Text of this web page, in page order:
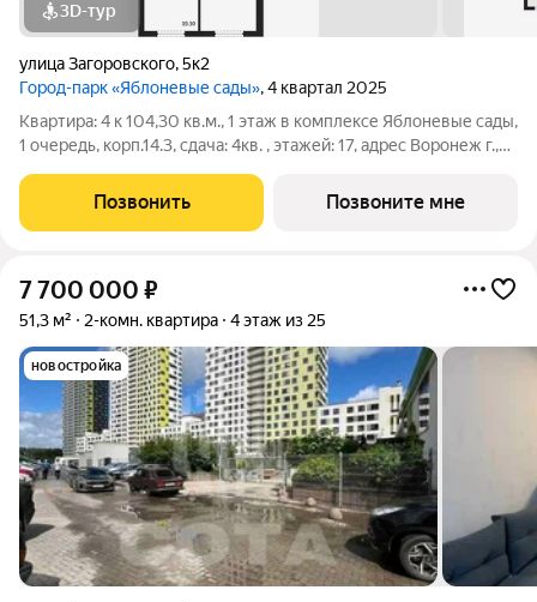
3D-тур
улица Загоровского,5к2
Город-парк «Яблоневые сады», 4 квартал 2025
Квартира: 4 к 104,30 кв.м., 1 этаж в комплексе Яблоневые сады,
1 очередь, корп.14.3, сдача: 4кв. , этажей: 17, адрес Воронеж г.,
Позвонить Позвоните мне
7 700 000 ₽
51,3 м² 2-комн. квартира 4 этаж из 25
новостройка